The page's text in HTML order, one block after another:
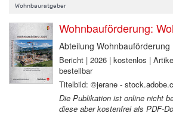
Wohnbauratgeber
Wohnbauförderung:
Abteilung Wohnbauförderung
Bericht | 2026 | kostenlos |
bestellbar
Titelbild: ©jerane -
Die Publikation ist online nicht
diese aber kostenfrei als PDF-